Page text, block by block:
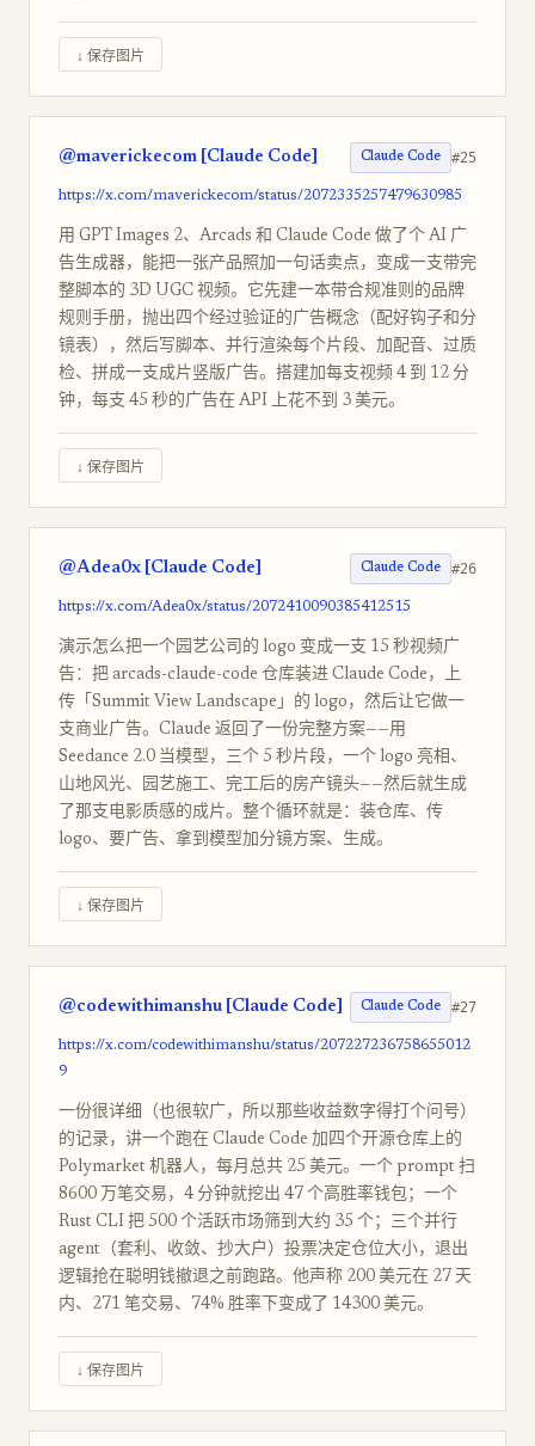
↓ 保存图片
@maverickecom [Claude Code] Claude Code #25
https://x.com/maverickecom/status/2072335257479630985
用 GPT Images 2、Arcads 和 Claude Code 做了个 AI 广
告生成器，能把一张产品照加一句话卖点，变成一支带完
整脚本的 3D UGC 视频。它先建一本带合规准则的品牌
规则手册，抛出四个经过验证的广告概念（配好钩子和分
镜表），然后写脚本、并行渲染每个片段、加配音、过质
检、拼成一支成片竖版广告。搭建加每支视频 4 到 12 分
钟，每支 45 秒的广告在 API 上花不到 3 美元。
↓ 保存图片
@Adea0x [Claude Code] Claude Code #26
https://x.com/Adea0x/status/2072410090385412515
演示怎么把一个园艺公司的 logo 变成一支 15 秒视频广
告：把 arcads-claude-code 仓库装进 Claude Code，上
传「Summit View Landscape」的 logo，然后让它做一
支商业广告。Claude 返回了一份完整方案——用
Seedance 2.0 当模型，三个 5 秒片段，一个 logo 亮相、
山地风光、园艺施工、完工后的房产镜头——然后就生成
了那支电影质感的成片。整个循环就是：装仓库、传
logo、要广告、拿到模型加分镜方案、生成。
↓ 保存图片
@codewithimanshu [Claude Code] Claude Code #27
https://x.com/codewithimanshu/status/207227236758655012
9
一份很详细（也很软广，所以那些收益数字得打个问号）
的记录，讲一个跑在 Claude Code 加四个开源仓库上的
Polymarket 机器人，每月总共 25 美元。一个 prompt 扫
8600 万笔交易，4 分钟就挖出 47 个高胜率钱包；一个
Rust CLI 把 500 个活跃市场筛到大约 35 个；三个并行
agent（套利、收敛、抄大户）投票决定仓位大小，退出
逻辑抢在聪明钱撤退之前跑路。他声称 200 美元在 27 天
内、271 笔交易、74% 胜率下变成了 14300 美元。
↓ 保存图片